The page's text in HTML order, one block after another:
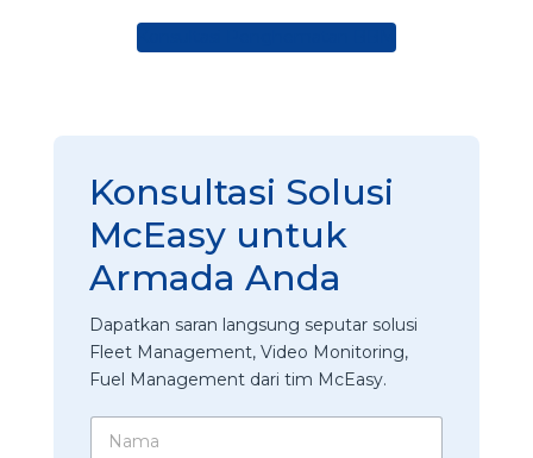
Konsultasi Solusi
McEasy untuk
Armada Anda
Dapatkan saran langsung seputar solusi
Fleet Management, Video Monitoring,
Fuel Management dari tim McEasy.
N